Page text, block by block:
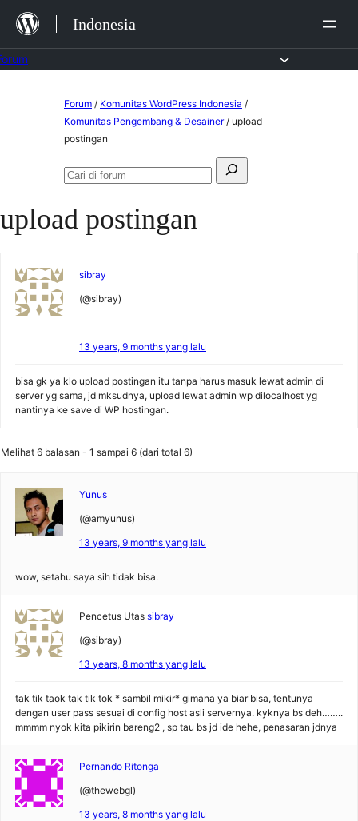
Lewat
konten
Indonesia
Forum / Komunitas WordPress Indonesia /
Komunitas Pengembang & Desainer / upload
postingan
Mencari:
Cari
upload postingan
sibray
(@sibray)
13 years, 9 months yang lalu
bisa gk ya klo upload postingan itu tanpa harus masuk lewat admin di
server yg sama, jd mksudnya, upload lewat admin wp dilocalhost yg
nantinya ke save di WP hostingan.
Melihat 6 balasan - 1 sampai 6 (dari total 6)
Yunus
(@amyunus)
13 years, 9 months yang lalu
wow, setahu saya sih tidak bisa.
Pencetus Utas sibray
(@sibray)
13 years, 8 months yang lalu
tak tik taok tak tik tok * sambil mikir* gimana ya biar bisa, tentunya
dengan user pass sesuai di config host asli servernya. kyknya bs deh……..
mmmm nyok kita pikirin bareng2 , sp tau bs jd ide hehe, penasaran jdnya
Pernando Ritonga
(@thewebgl)
13 years, 8 months yang lalu